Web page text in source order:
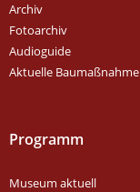
Archiv
Fotoarchiv
Audioguide
Aktuelle Baumaßnahme
Programm
Museum aktuell